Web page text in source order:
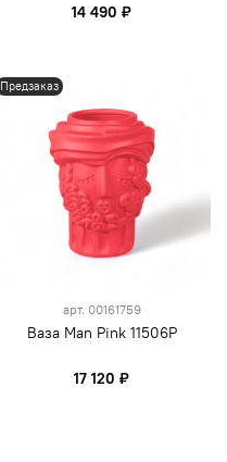
14 490 ₽
Предзаказ
арт. 00161759
Ваза Man Pink 11506P
17 120 ₽